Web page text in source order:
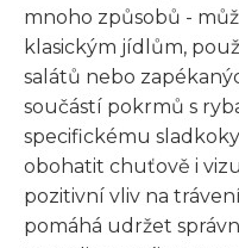
mnoho způsobů -
klasickým jídlům,
salátů nebo
součástí pokrmů s
specifickému
obohatit chuťově i
pozitivní vliv na
pomáhá udržet